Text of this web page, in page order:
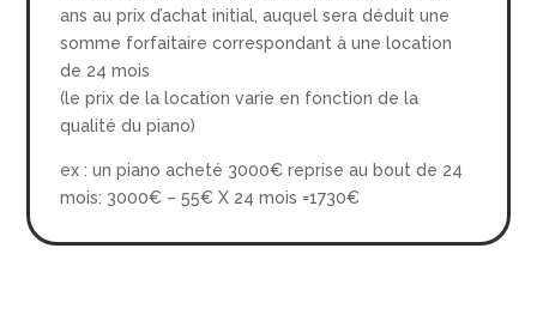
ans au prix d’achat initial, auquel sera déduit une
somme forfaitaire correspondant à une location
de 24 mois
(le prix de la location varie en fonction de la
qualité du piano)
ex : un piano acheté 3000€ reprise au bout de 24
mois: 3000€ – 55€ X 24 mois =1730€